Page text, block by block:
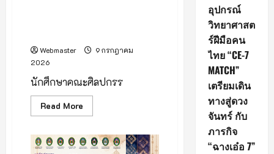
Webmaster
9 กรกฎาคม
2026
นักศึกษาคณะศิลปกรร
Read More
more
นัก
ศึกษา
อุปกรณ์
วิทยาศาสต
ร์ฝีมือคน
ไทย “CE-7
MATCH”
เตรียมเดิน
ทางสู่ดวง
จันทร์ กับ
ภารกิจ
“ฉางเอ๋อ 7”